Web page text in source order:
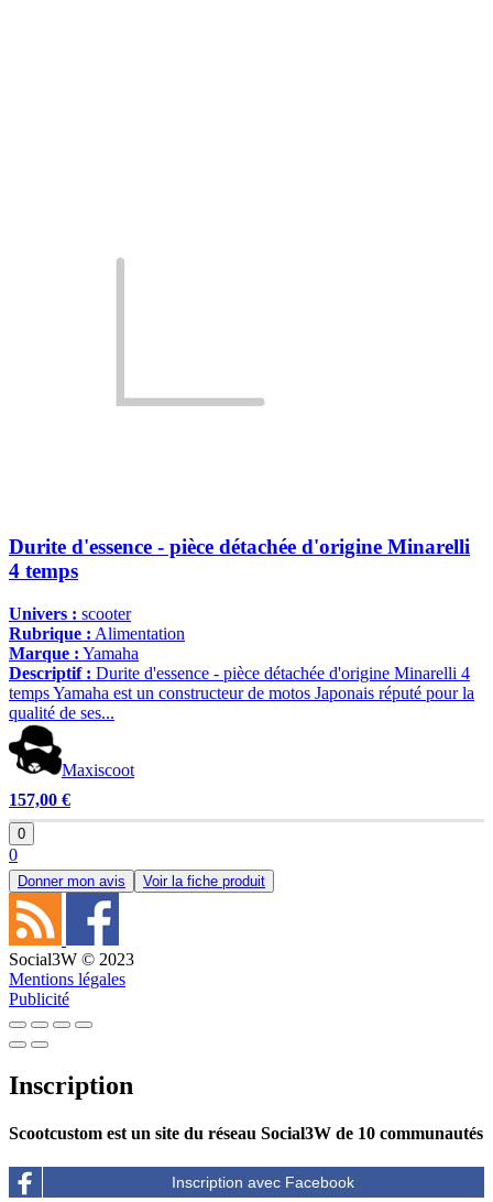
Durite d'essence - pièce détachée d'origine Minarelli
4 temps
Univers : scooter
Rubrique : Alimentation
Marque : Yamaha
Descriptif : Durite d'essence - pièce détachée d'origine Minarelli 4
temps Yamaha est un constructeur de motos Japonais réputé pour la
qualité de ses...
Maxiscoot
157,00 €
0
0
Donner mon avis Voir la fiche produit
Social3W © 2023
Mentions légales
Publicité
Inscription
Scootcustom est un site du réseau Social3W de 10 communautés